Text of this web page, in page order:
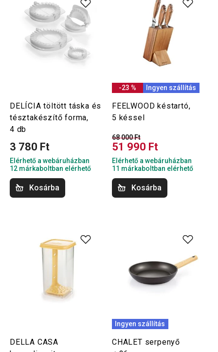
DELÍCIA töltött táska és
tésztakészítő forma,
4 db
3 780 Ft
Elérhető a webáruházban
12 márkaboltban elérhető
Kosárba
-23 % Ingyen szállítás
FEELWOOD késtartó,
5 késsel
68 000 Ft
51 990 Ft
Elérhető a webáruházban
11 márkaboltban elérhető
Kosárba
DELLA CASA
Ingyen szállítás
CHALET serpenyő